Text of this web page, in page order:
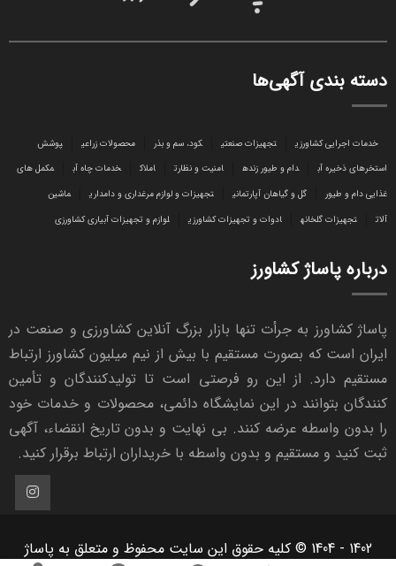
دسته بندی آگهی‌ها
خدمات اجرایی کشاورزی تجهیزات صنعتی کود، سم و بذر محصولات زراعی
پوشش
استخرهای ذخیره آب
دام و طیور زنده امنیت و نظارت املاک خدمات چاه آب
مکمل های
غذایی دام و طیور
گل و گیاهان آپارتمانی تجهیزات و لوازم مرغداری و دامداری
ماشین
آلات
تجهیزات گلخانه ادوات و تجهیزات کشاورزی لوازم و تجهیزات آبیاری کشاورزی
درباره پاساژ کشاورز
پاساژ کشاورز به جرأت تنها بازار بزرگ آنلاین کشاورزی و صنعت در
ایران است که بصورت مستقیم با بیش از نیم میلیون کشاورز ارتباط
مستقیم دارد. از این رو فرصتی است تا تولیدکنندگان و تأمین
کنندگان بتوانند در این نمایشگاه دائمی، محصولات و خدمات خود
را بدون واسطه عرضه کنند. بی نهایت و بدون تاریخ انقضاء، آگهی
ثبت کنید و مستقیم و بدون واسطه با خریداران ارتباط برقرار کنید.
1402 - 1404 © کلیه حقوق این سایت محفوظ و متعلق به پاساژ